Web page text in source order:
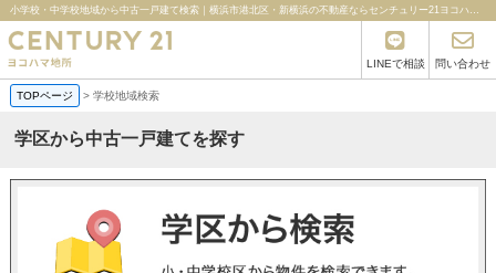
小学校・中学校地域から中古一戸建て検索｜横浜市港北区・新横浜の不動産ならセンチュリー21ヨコハマ地所
LINEで相談 問い合わせ
TOPページ > 学校地域検索
学区から中古一戸建てを探す